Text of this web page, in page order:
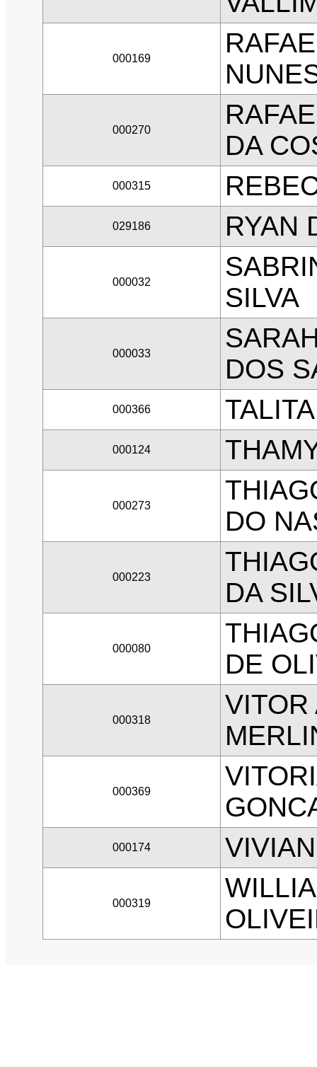
000169
000270
DA
000315
029186 RYAN
000032
SILVA
000033
DOS
000366
000124
000273
DO
000223
DA
000080
DE
000318
VITOR
000369
000174
000319